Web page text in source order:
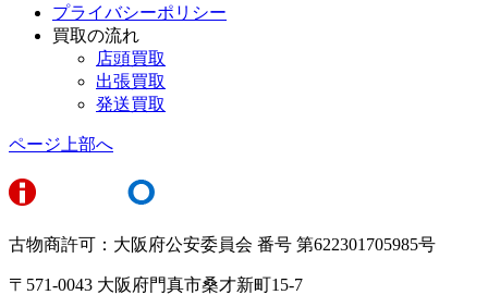
プライバシーポリシー
買取の流れ
店頭買取
出張買取
発送買取
ページ上部へ
古物商許可：大阪府公安委員会 番号 第622301705985号
〒571-0043 大阪府門真市桑才新町15-7